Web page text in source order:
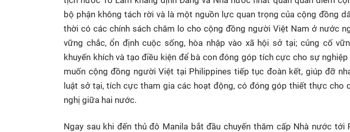
bộ phận không tách rời và là một nguồn lực quan trọng của cộng đồng
thời có các chính sách chăm lo cho cộng đồng người Việt Nam ở nước
vững chắc, ổn định cuộc sống, hòa nhập vào xã hội sở tại; củng cố
khuyến khích và tạo điều kiện để bà con đóng góp tích cực cho sự
muốn cộng đồng người Việt tại Philippines tiếp tục đoàn kết, giúp đỡ
luật sở tại, tích cực tham gia các hoạt động, có đóng góp thiết thực cho
nghị giữa hai nước.
Ngay sau khi đến thủ đô Manila bắt đầu chuyến thăm cấp Nhà nước